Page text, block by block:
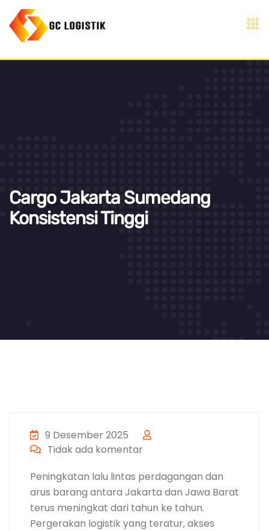
Cargo Jakarta Sumedang
Konsistensi Tinggi
9 Desember 2025
Tidak ada komentar
Peningkatan lalu lintas perdagangan dan
arus barang antara Jakarta dan Jawa Barat
terus meningkat dari tahun ke tahun.
Pergerakan logistik yang teratur, akses